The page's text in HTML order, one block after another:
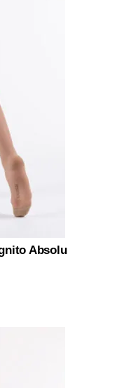
Absolu